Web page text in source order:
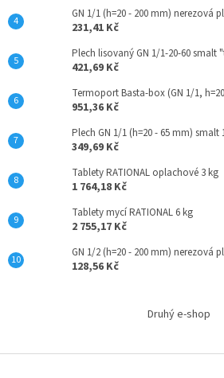
GN 1/1 (h=20 - 200 mm) nerezová
231,41 Kč
Plech lisovaný GN 1/1-20-60 smalt
421,69 Kč
Termoport Basta-box (GN 1/1,
951,36 Kč
Plech GN 1/1 (h=20 - 65 mm) smalt
349,69 Kč
Tablety RATIONAL oplachové 3 kg
1 764,18 Kč
Tablety mycí RATIONAL 6 kg
2 755,17 Kč
GN 1/2 (h=20 - 200 mm) nerezová
128,56 Kč
Druhý e-shop